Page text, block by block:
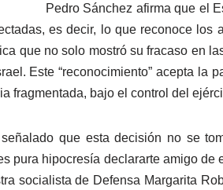
Pedro Sánchez afirma que el
es decir, lo que reconoce
que no solo mostró su fracaso en
Este “reconocimiento” acepta la
fragmentada, bajo el control del
que esta decisión no se
pura hipocresía declararte amigo
socialista de Defensa Margarita